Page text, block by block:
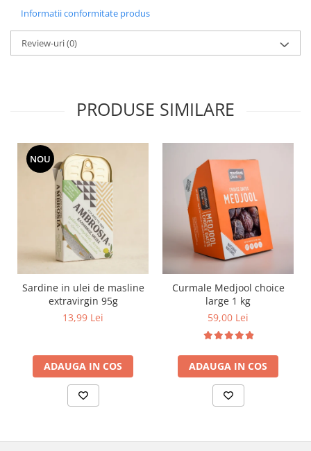
Informatii conformitate produs
Review-uri(0)
PRODUSE SIMILARE
NOU
Sardine in ulei de masline
extravirgin 95g
13,99 Lei
ADAUGA IN COS
Curmale Medjool choice
large 1 kg
59,00 Lei
ADAUGA IN COS